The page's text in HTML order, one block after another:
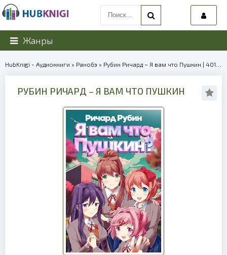
Жанры
HubKnigi - Аудиокниги » Ранобэ » Рубин Ричард – Я вам что Пушкин | 40137
РУБИН РИЧАРД – Я ВАМ ЧТО ПУШКИН